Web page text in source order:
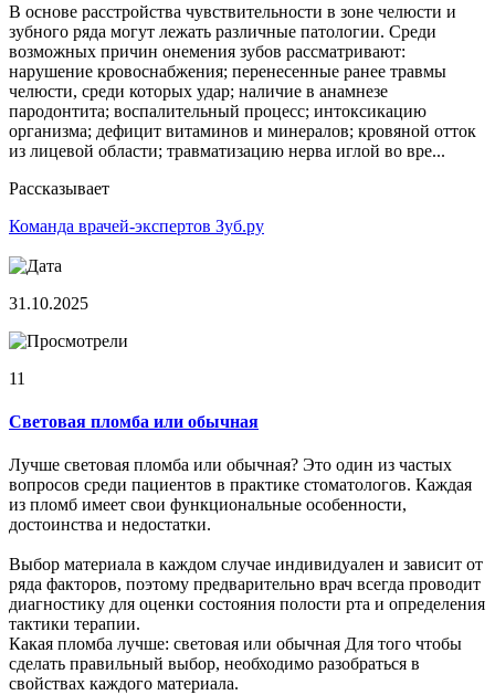
В основе расстройства чувствительности в зоне челюсти и
зубного ряда могут лежать различные патологии. Среди
возможных причин онемения зубов рассматривают:
нарушение кровоснабжения; перенесенные ранее травмы
челюсти, среди которых удар; наличие в анамнезе
пародонтита; воспалительный процесс; интоксикацию
организма; дефицит витаминов и минералов; кровяной отток
из лицевой области; травматизацию нерва иглой во вре...
Рассказывает
Команда врачей-экспертов Зуб.ру
31.10.2025
11
Световая пломба или обычная
Лучше световая пломба или обычная? Это один из частых
вопросов среди пациентов в практике стоматологов. Каждая
из пломб имеет свои функциональные особенности,
достоинства и недостатки.
Выбор материала в каждом случае индивидуален и зависит от
ряда факторов, поэтому предварительно врач всегда проводит
диагностику для оценки состояния полости рта и определения
тактики терапии.
Какая пломба лучше: световая или обычная Для того чтобы
сделать правильный выбор, необходимо разобраться в
свойствах каждого материала.